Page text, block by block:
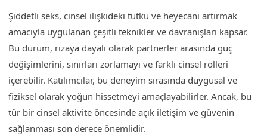
Şiddetli seks, cinsel ilişkideki tutku ve heyecanı artırmak
amacıyla uygulanan çeşitli teknikler ve davranışları kapsar.
Bu durum, rızaya dayalı olarak partnerler arasında güç
değişimlerini, sınırları zorlamayı ve farklı cinsel rolleri
içerebilir. Katılımcılar, bu deneyim sırasında duygusal ve
fiziksel olarak yoğun hissetmeyi amaçlayabilirler. Ancak, bu
tür bir cinsel aktivite öncesinde açık iletişim ve güvenin
sağlanması son derece önemlidir.